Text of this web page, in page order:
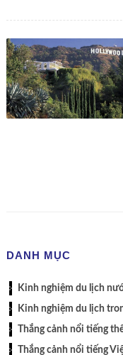
DANH MỤC
Kinh nghiệm du lịch
Kinh nghiệm du lịch
Thắng cảnh nổi tiếng
Thắng cảnh nổi tiếng